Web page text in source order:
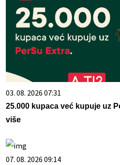
03. 08. 2026 07:31
25.000 kupaca već kupuje uz
više
07. 08. 2026 09:14